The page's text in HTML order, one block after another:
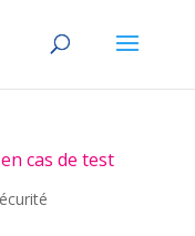
cas de test